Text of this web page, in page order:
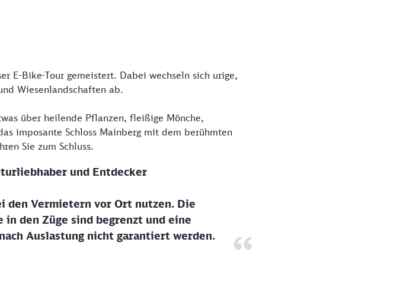
E-Bike-Tour gemeistert. Dabei wechseln sich urige,
Wiesenlandschaften ab.
über heilende Pflanzen, fleißige Mönche,
imposante Schloss Mainberg mit dem berühmten
Sie zum Schluss.
und Entdecker
den Vermietern vor Ort nutzen. Die
den Züge sind begrenzt und eine
Auslastung nicht garantiert werden.